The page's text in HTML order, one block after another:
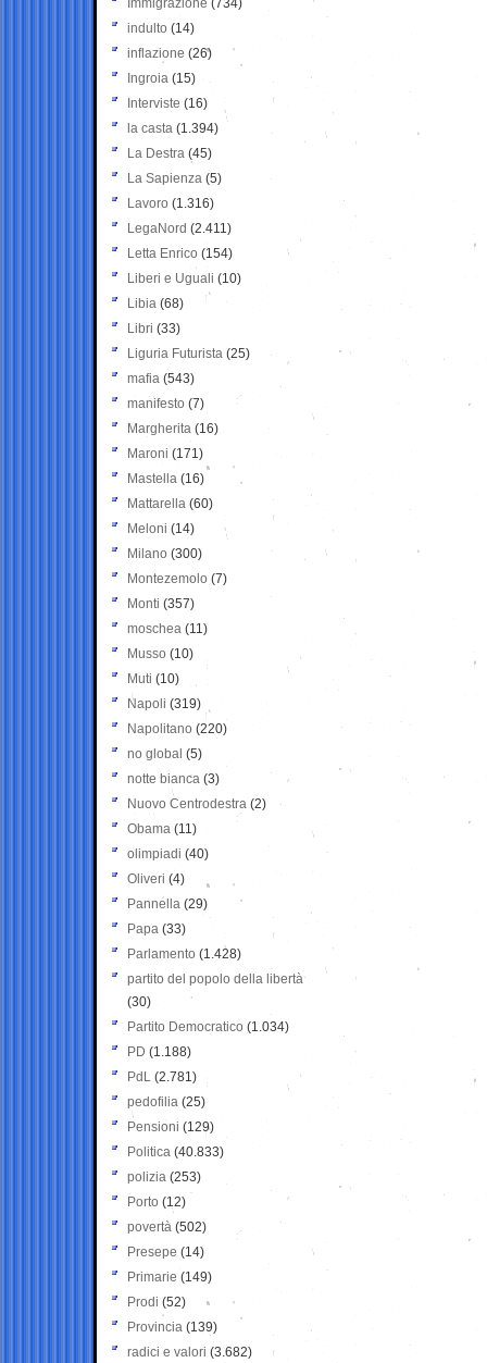
Immigrazione (734)
indulto (14)
inflazione (26)
Ingroia (15)
Interviste (16)
la casta (1.394)
La Destra (45)
La Sapienza (5)
Lavoro (1.316)
LegaNord (2.411)
Letta Enrico (154)
Liberi e Uguali (10)
Libia (68)
Libri (33)
Liguria Futurista (25)
mafia (543)
manifesto (7)
Margherita (16)
Maroni (171)
Mastella (16)
Mattarella (60)
Meloni (14)
Milano (300)
Montezemolo (7)
Monti (357)
moschea (11)
Musso (10)
Muti (10)
Napoli (319)
Napolitano (220)
no global (5)
notte bianca (3)
Nuovo Centrodestra (2)
Obama (11)
olimpiadi (40)
Oliveri (4)
Pannella (29)
Papa (33)
Parlamento (1.428)
partito del popolo della libertà
(30)
Partito Democratico (1.034)
PD (1.188)
PdL (2.781)
pedofilia (25)
Pensioni (129)
Politica (40.833)
polizia (253)
Porto (12)
povertà (502)
Presepe (14)
Primarie (149)
Prodi (52)
Provincia (139)
radici e valori (3.682)